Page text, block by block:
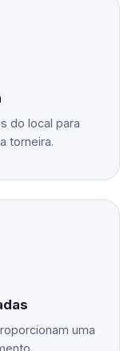
do local para
torneira.
uma